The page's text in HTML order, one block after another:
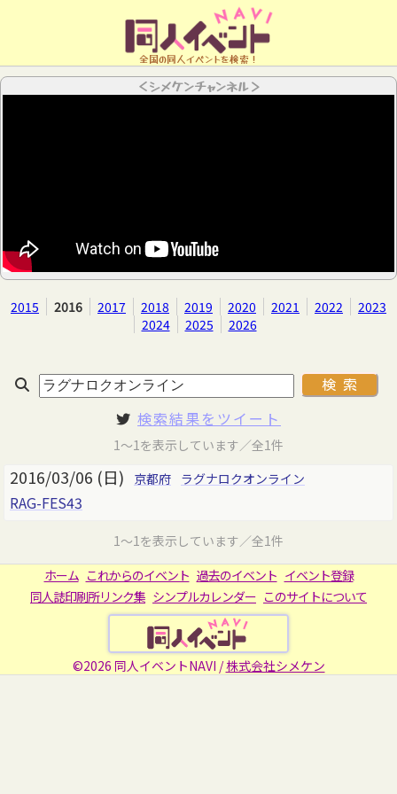
全国の同人イベントを検索！
＜シメケンチャンネル＞
2015 2016 2017 2018 2019 2020 2021 2022
2023
2024
2025 2026
検索結果をツイート
1～1を表示しています／全1件
2016/03/06 (日) 京都府 ラグナロクオンライン
RAG-FES43
1～1を表示しています／全1件
ホーム これからのイベント 過去のイベント イベント登録
同人誌印刷所リンク集 シンプルカレンダー このサイトについて
©2026 同人イベントNAVI /株式会社シメケン